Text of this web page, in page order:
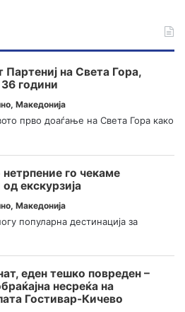
Партениј на Света Гора,
години
, Македонија
прво доаѓање на Света Гора како
го чекаме
екскурзија
, Македонија
популарна дестинација за
еден тешко повреден –
несреќа на
Гостивар-Кичево